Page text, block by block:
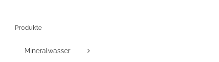
Produkte
Mineralwasser